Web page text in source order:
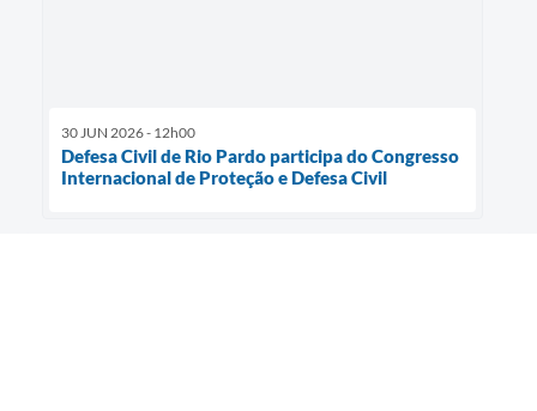
30 JUN 2026 - 12h00
Defesa Civil de Rio Pardo participa do Congresso
Internacional de Proteção e Defesa Civil